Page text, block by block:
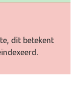
dit betekent